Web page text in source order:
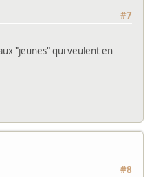
#7
"jeunes" qui veulent en
#8